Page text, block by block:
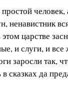
ненавистник
этом царстве
и слуги, и
заросли так,
сказках да